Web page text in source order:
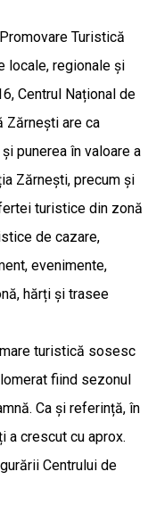
Turistică
locale, regionale și
Centrul Național de
Zărnești are ca
punerea în valoare a
Zărnești, precum și
turistice din zonă
de cazare,
evenimente,
hărți și trasee
turistică sosesc
fiind sezonul
Ca și referință, în
a crescut cu aprox.
Centrului de